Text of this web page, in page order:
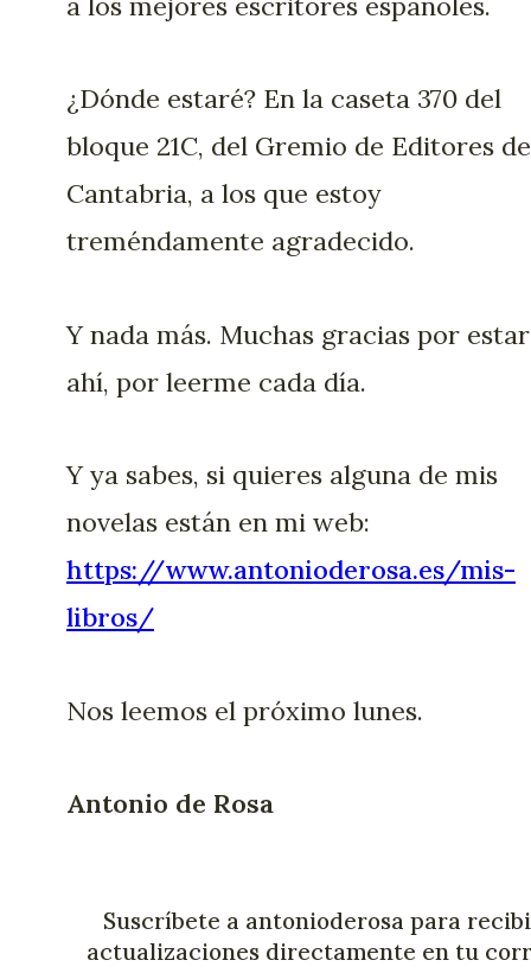
¿Dónde estaré? En la caseta 370 del
bloque 21C, del Gremio de Editores de
Cantabria, a los que estoy
treméndamente agradecido.
Y nada más. Muchas gracias por estar
ahí, por leerme cada día.
Y ya sabes, si quieres alguna de mis
novelas están en mi web:
https://www.antonioderosa.es/mis-
libros/
Nos leemos el próximo lunes.
Antonio de Rosa
Suscríbete a antonioderosa para
actualizaciones directamente en tu